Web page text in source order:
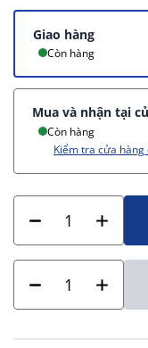
Giao hàng
Còn hàng
Mua và nhận tại
Còn hàng
Kiểm tra cửa hàng